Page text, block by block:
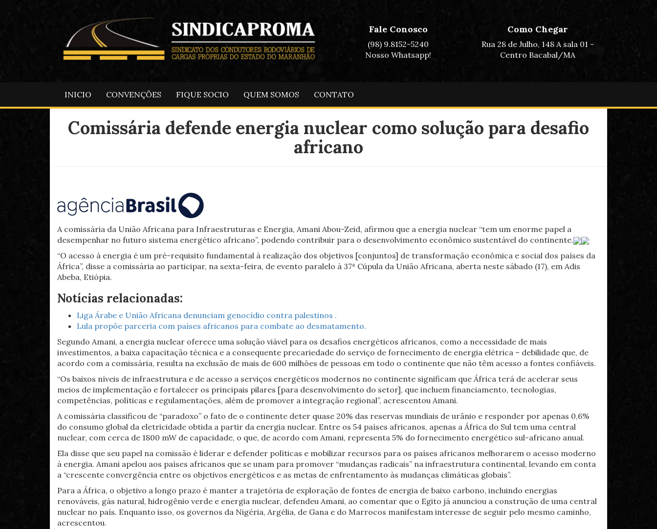
Fale Conosco
(98) 9.8152-5240
Nosso Whatsapp!
Como Chegar
Rua 28 de Julho, 148 A sala 01 -
Centro Bacabal/MA
INICIO CONVENÇÕES FIQUE SOCIO QUEM SOMOS CONTATO
Comissária defende energia nuclear como solução para desafio
africano
A comissária da União Africana para Infraestruturas e Energia, Amani Abou-Zeid, afirmou que a energia nuclear “tem um enorme papel a
desempenhar no futuro sistema energético africano”, podendo contribuir para o desenvolvimento econômico sustentável do continente.
“O acesso à energia é um pré-requisito fundamental à realização dos objetivos [conjuntos] de transformação econômica e social dos países da
África”, disse a comissária ao participar, na sexta-feira, de evento paralelo à 37ª Cúpula da União Africana, aberta neste sábado (17), em Adis
Abeba, Etiópia.
Notícias relacionadas:
Liga Árabe e União Africana denunciam genocídio contra palestinos .
Lula propõe parceria com países africanos para combate ao desmatamento.
Segundo Amani, a energia nuclear oferece uma solução viável para os desafios energéticos africanos, como a necessidade de mais
investimentos, a baixa capacitação técnica e a consequente precariedade do serviço de fornecimento de energia elétrica – debilidade que, de
acordo com a comissária, resulta na exclusão de mais de 600 milhões de pessoas em todo o continente que não têm acesso a fontes confiáveis.
“Os baixos níveis de infraestrutura e de acesso a serviços energéticos modernos no continente significam que África terá de acelerar seus
meios de implementação e fortalecer os principais pilares [para desenvolvimento do setor], que incluem financiamento, tecnologias,
competências, políticas e regulamentações, além de promover a integração regional”, acrescentou Amani.
A comissária classificou de “paradoxo” o fato de o continente deter quase 20% das reservas mundiais de urânio e responder por apenas 0,6%
do consumo global da eletricidade obtida a partir da energia nuclear. Entre os 54 países africanos, apenas a África do Sul tem uma central
nuclear, com cerca de 1800 mW de capacidade, o que, de acordo com Amani, representa 5% do fornecimento energético sul-africano anual.
Ela disse que seu papel na comissão é liderar e defender políticas e mobilizar recursos para os países africanos melhorarem o acesso moderno
à energia. Amani apelou aos países africanos que se unam para promover “mudanças radicais” na infraestrutura continental, levando em conta
a “crescente convergência entre os objetivos energéticos e as metas de enfrentamento às mudanças climáticas globais”.
Para a África, o objetivo a longo prazo é manter a trajetória de exploração de fontes de energia de baixo carbono, incluindo energias
renováveis, gás natural, hidrogênio verde e energia nuclear, defendeu Amani, ao comentar que o Egito já anunciou a construção de uma central
nuclear no país. Enquanto isso, os governos da Nigéria, Argélia, de Gana e do Marrocos manifestam interesse de seguir pelo mesmo caminho,
acrescentou.